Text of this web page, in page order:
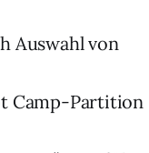
Auswahl von
Camp-Partition